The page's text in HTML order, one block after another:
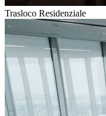
Trasloco Residenziale